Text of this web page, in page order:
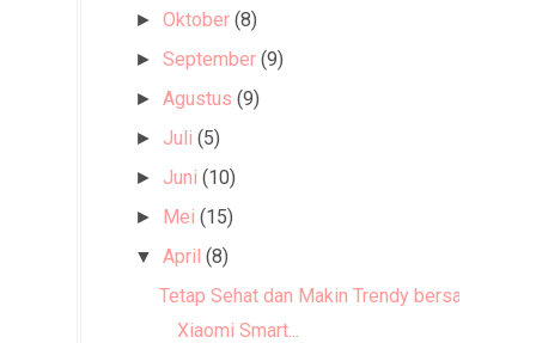
►Oktober (8)
►September (9)
►Agustus (9)
► Juli (5)
► Juni (10)
► Mei (15)
▼ April (8)
Tetap Sehat dan Makin Trendy bersama
Xiaomi Smart...